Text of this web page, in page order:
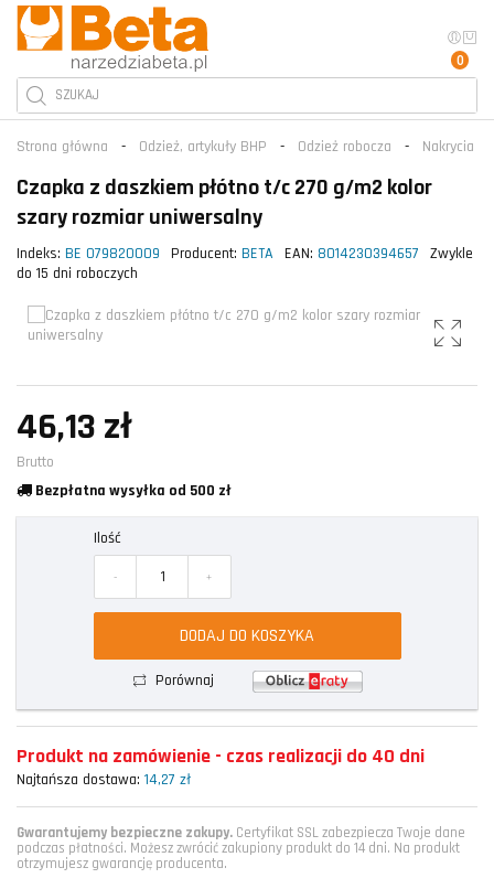
0
Strona główna Odzież, artykuły BHP Odzież robocza Nakrycia
Czapka z daszkiem płótno t/c 270 g/m2 kolor
szary rozmiar uniwersalny
Indeks: BE 079820009 Producent: BETA EAN: 8014230394657
Zwykle
do 15 dni roboczych
46,13 zł
Brutto
Bezpłatna wysyłka od 500 zł
Ilość
- +
DODAJ DO KOSZYKA
Porównaj
Produkt na zamówienie - czas realizacji do 40 dni
Najtańsza dostawa: 14,27 zł
Gwarantujemy bezpieczne zakupy. Certyfikat SSL zabezpiecza Twoje dane
podczas płatności. Możesz zwrócić zakupiony produkt do 14 dni. Na produkt
otrzymujesz gwarancję producenta.